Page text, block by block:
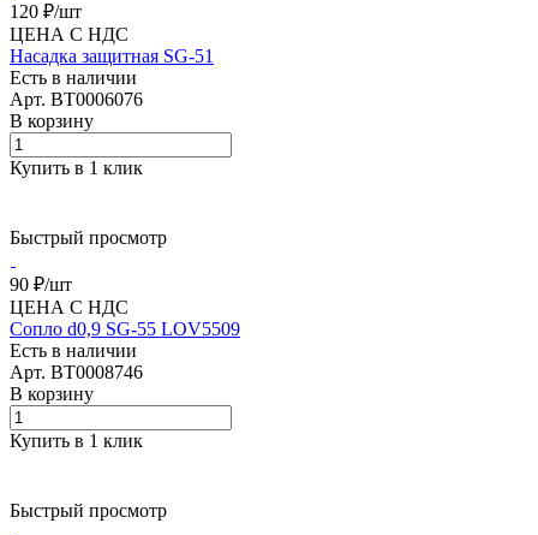
120 ₽/шт
ЦЕНА С НДС
Насадка защитная SG-51
Есть в наличии
Арт. BT0006076
В корзину
Купить в 1 клик
Быстрый просмотр
90 ₽/шт
ЦЕНА С НДС
Сопло d0,9 SG-55 LOV5509
Есть в наличии
Арт. BT0008746
В корзину
Купить в 1 клик
Быстрый просмотр